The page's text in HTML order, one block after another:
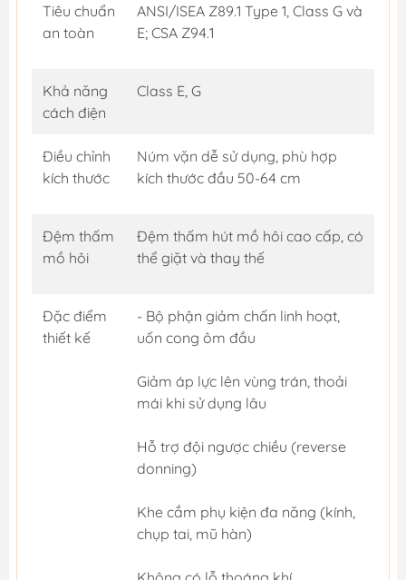
Tiêu chuẩn
an toàn
ANSI/ISEA Z89.1 Type 1, Class G và
E; CSA Z94.1
Khả năng
cách điện
Class E, G
Điều chỉnh
kích thước
Núm vặn dễ sử dụng, phù hợp
kích thước đầu 50-64 cm
Đệm thấm
mồ hôi
Đệm thấm hút mồ hôi cao cấp, có
thể giặt và thay thế
Đặc điểm
thiết kế
- Bộ phận giảm chấn linh hoạt,
uốn cong ôm đầu
Giảm áp lực lên vùng trán, thoải
mái khi sử dụng lâu
Hỗ trợ đội ngược chiều (reverse
donning)
Khe cắm phụ kiện đa năng (kính,
chụp tai, mũ hàn)